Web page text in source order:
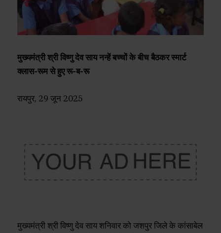
मुख्यमंत्री श्री विष्णु देव साय नन्हें बच्चों के बीच बैठकर स्मार्ट
क्लास-रूम से हुए रू-ब-रू
रायपुर, 29 जून 2025
मुख्यमंत्री श्री विष्णु देव साय शनिवार को जशपुर जिले के कांसाबेल